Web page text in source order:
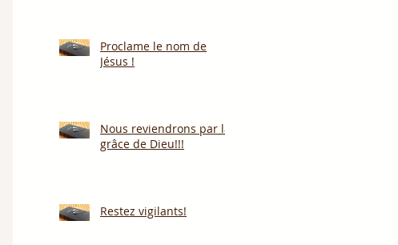
Proclame le nom de
Jésus !
Nous reviendrons par la
grâce de Dieu!!!
Restez vigilants!